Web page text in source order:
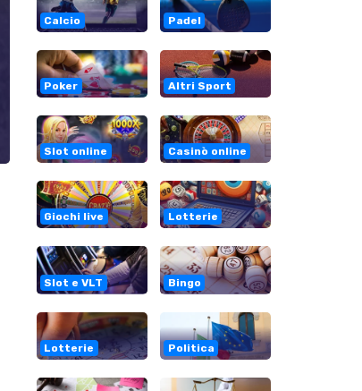
Calcio Padel
Poker Altri Sport
Slot online Casinò online
Giochi live Lotterie
Slot e VLT Bingo
Lotterie Politica